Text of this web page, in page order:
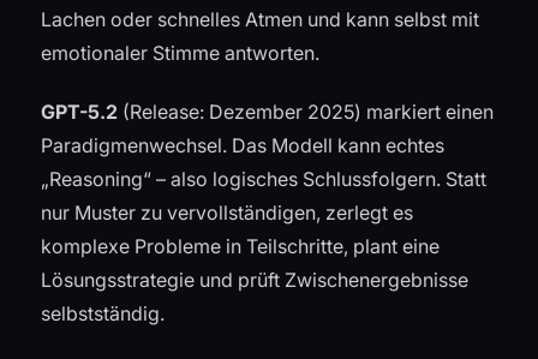
Lachen oder schnelles Atmen und kann selbst mit
emotionaler Stimme antworten.
GPT-5.2 (Release: Dezember 2025) markiert einen
Paradigmenwechsel. Das Modell kann echtes
„Reasoning“ – also logisches Schlussfolgern. Statt
nur Muster zu vervollständigen, zerlegt es
komplexe Probleme in Teilschritte, plant eine
Lösungsstrategie und prüft Zwischenergebnisse
selbstständig.